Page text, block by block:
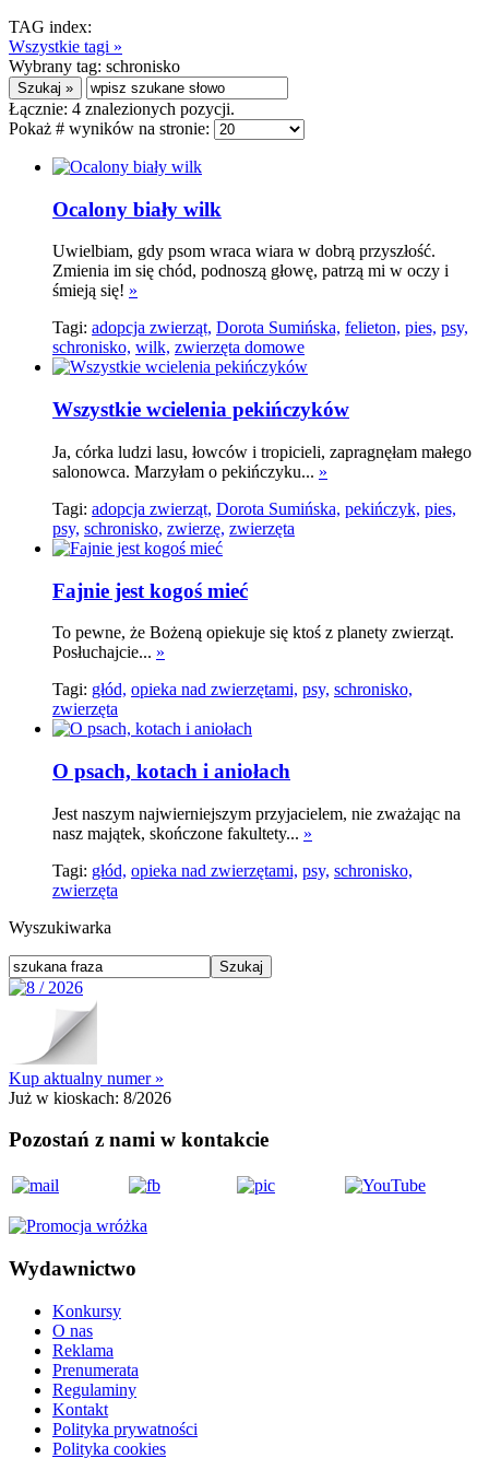
TAG index:
Wszystkie tagi »
Wybrany tag: schronisko
Łącznie: 4 znalezionych pozycji.
Pokaż # wyników na stronie:
Ocalony biały wilk
Uwielbiam, gdy psom wraca wiara w dobrą przyszłość.
Zmienia im się chód, podnoszą głowę, patrzą mi w oczy i
śmieją się! »
Tagi: adopcja zwierząt, Dorota Sumińska, felieton, pies, psy,
schronisko, wilk, zwierzęta domowe
Wszystkie wcielenia pekińczyków
Ja, córka ludzi lasu, łowców i tropicieli, zapragnęłam małego
salonowca. Marzyłam o pekińczyku... »
Tagi: adopcja zwierząt, Dorota Sumińska, pekińczyk, pies,
psy, schronisko, zwierzę, zwierzęta
Fajnie jest kogoś mieć
To pewne, że Bożeną opiekuje się ktoś z planety zwierząt.
Posłuchajcie... »
Tagi: głód, opieka nad zwierzętami, psy, schronisko,
zwierzęta
O psach, kotach i aniołach
Jest naszym najwierniejszym przyjacielem, nie zważając na
nasz majątek, skończone fakultety... »
Tagi: głód, opieka nad zwierzętami, psy, schronisko,
zwierzęta
Wyszukiwarka
Kup aktualny numer »
Już w kioskach: 8/2026
Pozostań z nami w kontakcie
Wydawnictwo
Konkursy
O nas
Reklama
Prenumerata
Regulaminy
Kontakt
Polityka prywatności
Polityka cookies